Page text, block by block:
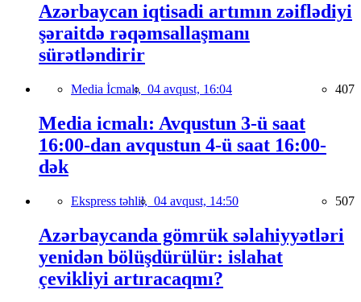
Azərbaycan iqtisadi artımın zəiflədiyi
şəraitdə rəqəmsallaşmanı
sürətləndirir
Media İcmalı, 04 avqust, 16:04 407
Media icmalı: Avqustun 3-ü saat
16:00-dan avqustun 4-ü saat 16:00-
dək
Ekspress təhlil, 04 avqust, 14:50 507
Azərbaycanda gömrük səlahiyyətləri
yenidən bölüşdürülür: islahat
çevikliyi artıracaqmı?